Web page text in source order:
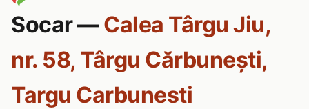
Socar —Calea Târgu Jiu,
nr. 58, Târgu Cărbunești,
Targu Carbunesti